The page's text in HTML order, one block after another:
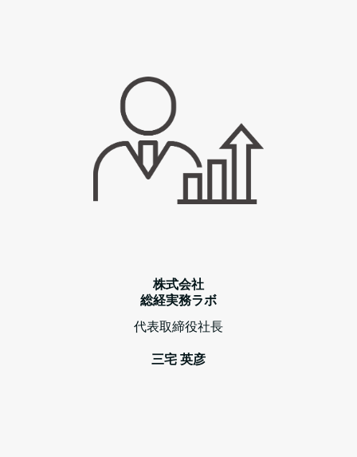
株式会社
総経実務ラボ
代表取締役社長
三宅 英彦